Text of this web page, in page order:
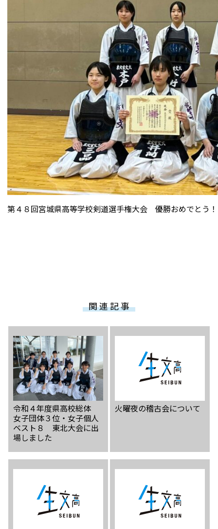
第４８回宮城県高等学校剣道選手権大会 優勝おめでとう！
関 連 記 事
令和４年度県高校総体
女子団体３位・女子個人
ベスト８ 東北大会に出
場しました
火曜夜の稽古会について